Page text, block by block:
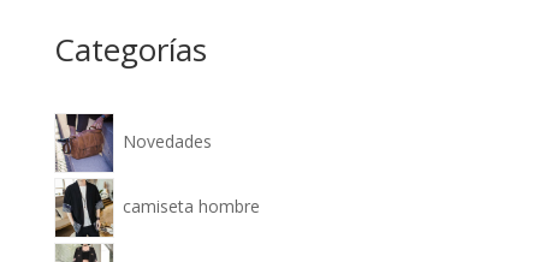
Categorías
Novedades
camiseta hombre